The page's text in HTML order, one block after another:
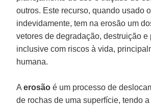
outros. Este recurso, quando usado
indevidamente, tem na erosão um
vetores de degradação, destruição e
inclusive com riscos à vida,
humana.
Aerosão é um processo de
de rochas de uma superfície, tendo